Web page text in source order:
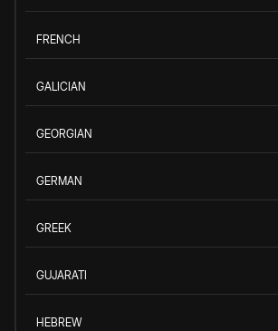
FRENCH
GALICIAN
GEORGIAN
GERMAN
GREEK
GUJARATI
HEBREW